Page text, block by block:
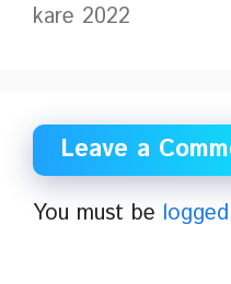
kare 2022
Leave a
You must be